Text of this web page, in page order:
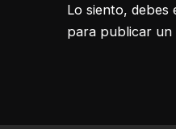
Lo siento, debes
para publicar un